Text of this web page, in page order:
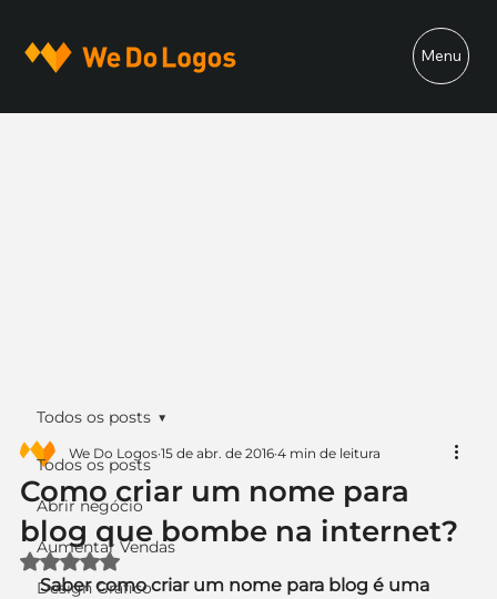
Menu
Todos os posts
Abrir negócio
Aumentar Vendas
Design Gráfico
Todos os posts
Como criar um nome para
blog que bombe na internet?
We Do Logos 15 de abr. de 2016 4 min de leitura
Avaliado com NaN de 5 estrelas.
Saber como criar um nome para blog é uma